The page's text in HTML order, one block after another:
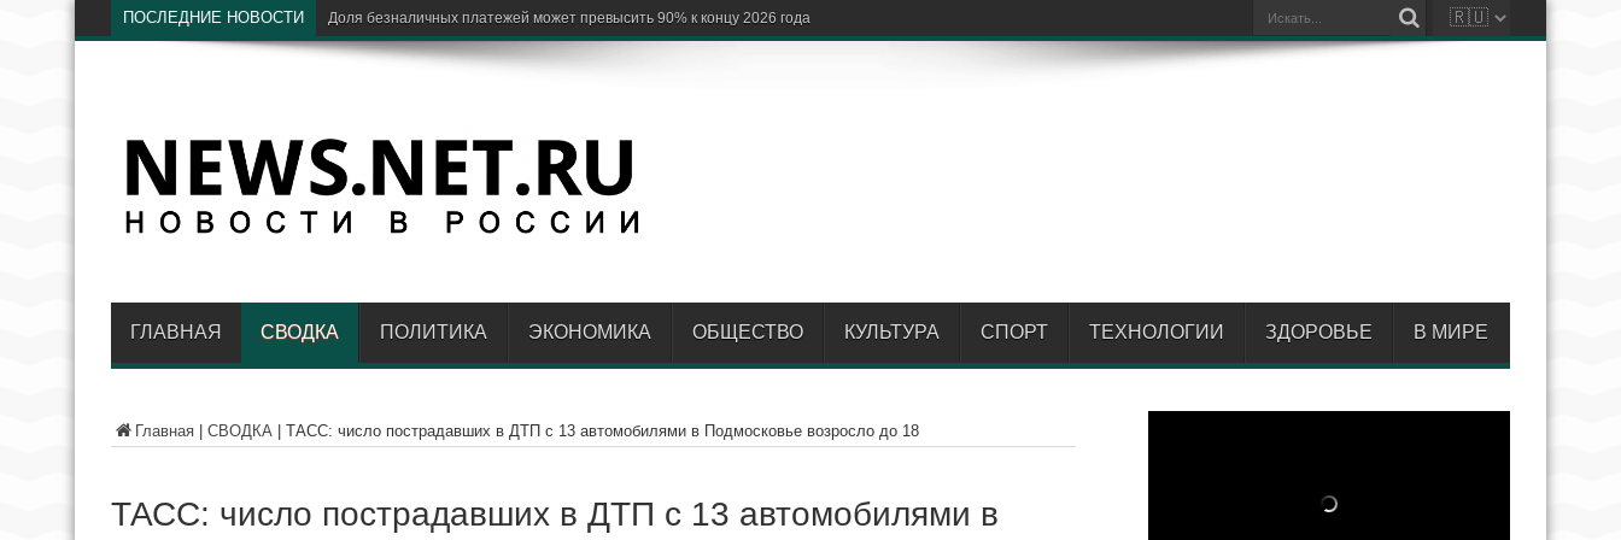
ПОСЛЕДНИЕ НОВОСТИ ЦБ
ГЛАВНАЯ СВОДКА ПОЛИТИКА ЭКОНОМИКА ОБЩЕСТВО КУЛЬТУРА СПОРТ ТЕХНОЛОГИИ ЗДОРОВЬЕ В МИРЕ
Главная СВОДКА ТАСС: число пострадавших в ДТП с 13 автомобилями в Подмосковье возросло до 18
ТАСС: число пострадавших в ДТП с 13 автомобилями в